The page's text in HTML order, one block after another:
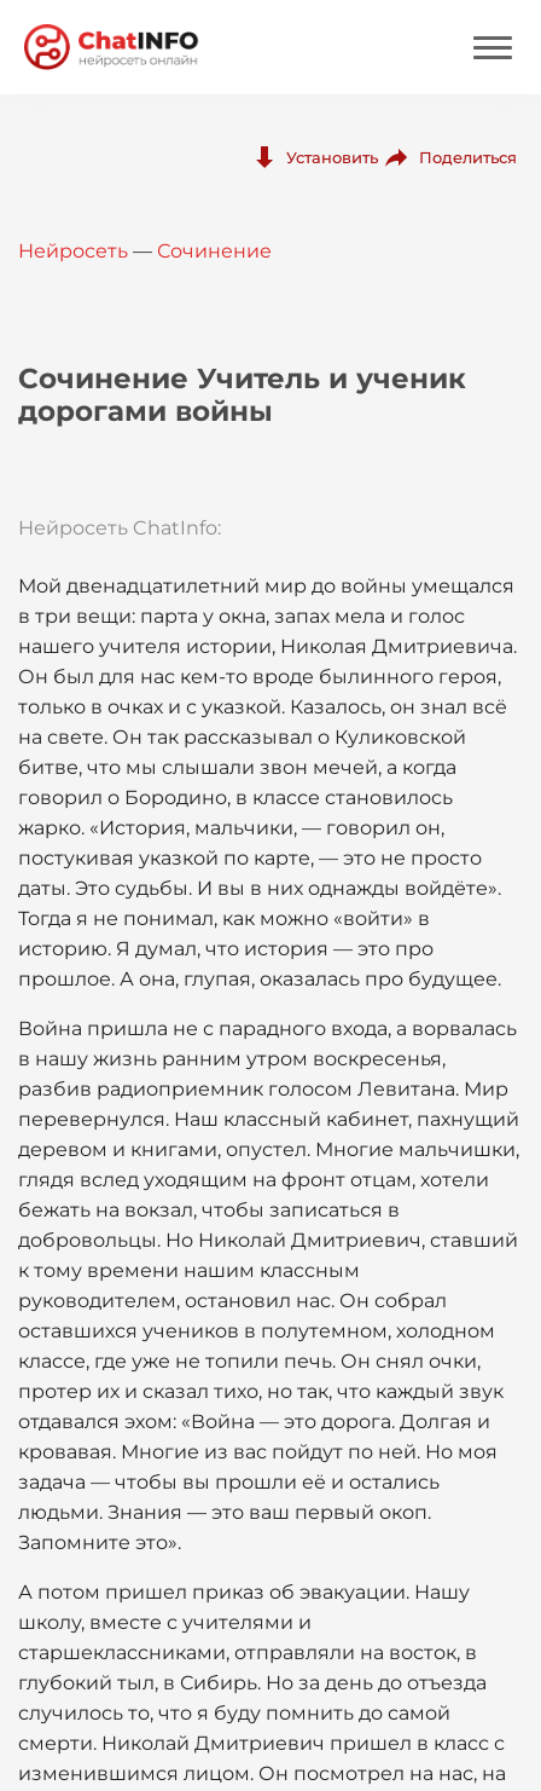
Вход
Установить Поделиться
Нейросеть — Сочинение
Сочинение Учитель и ученик
дорогами войны
Нейросеть ChatInfo:
Мой двенадцатилетний мир до войны умещался
в три вещи: парта у окна, запах мела и голос
нашего учителя истории, Николая Дмитриевича.
Он был для нас кем-то вроде былинного героя,
только в очках и с указкой. Казалось, он знал всё
на свете. Он так рассказывал о Куликовской
битве, что мы слышали звон мечей, а когда
говорил о Бородино, в классе становилось
жарко. «История, мальчики, — говорил он,
постукивая указкой по карте, — это не просто
даты. Это судьбы. И вы в них однажды войдёте».
Тогда я не понимал, как можно «войти» в
историю. Я думал, что история — это про
прошлое. А она, глупая, оказалась про будущее.
Война пришла не с парадного входа, а ворвалась
в нашу жизнь ранним утром воскресенья,
разбив радиоприемник голосом Левитана. Мир
перевернулся. Наш классный кабинет, пахнущий
деревом и книгами, опустел. Многие мальчишки,
глядя вслед уходящим на фронт отцам, хотели
бежать на вокзал, чтобы записаться в
добровольцы. Но Николай Дмитриевич, ставший
к тому времени нашим классным
руководителем, остановил нас. Он собрал
оставшихся учеников в полутемном, холодном
классе, где уже не топили печь. Он снял очки,
протер их и сказал тихо, но так, что каждый звук
отдавался эхом: «Война — это дорога. Долгая и
кровавая. Многие из вас пойдут по ней. Но моя
задача — чтобы вы прошли её и остались
людьми. Знания — это ваш первый окоп.
Запомните это».
А потом пришел приказ об эвакуации. Нашу
школу, вместе с учителями и
старшеклассниками, отправляли на восток, в
глубокий тыл, в Сибирь. Но за день до отъезда
случилось то, что я буду помнить до самой
смерти. Николай Дмитриевич пришел в класс с
изменившимся лицом. Он посмотрел на нас, на